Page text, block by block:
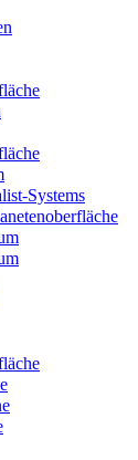
Systems